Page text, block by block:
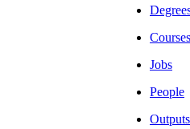
Courses
Jobs
People
Outputs